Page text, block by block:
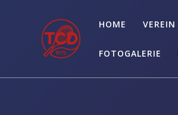
HOME VEREIN
FOTOGALERIE